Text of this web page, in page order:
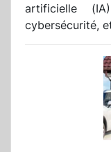
artificielle
cybersécurité,